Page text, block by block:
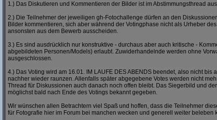
1.) Das Diskutieren und Kommentieren der Bilder ist im Abstimmungsthread
2.) Die Teilnehmer der jeweiligen gh-Fotochallenge dürfen an den
Bilder kommentieren, sich aber während der Votingphase nicht als Urheber
ansonsten aus dem Bewerb ausscheiden.
3.) Es sind ausdrücklich nur konstruktive - durchaus aber auch kritische -
abgebildeten Personen/Models) erlaubt. Zuwiderhandelnde werden ohne
ausgeschlossen.
4.) Das Voting wird am 16.01. IM LAUFE DES ABENDS beendet, also nicht bis
nachher wieder raunzen. Allenfalls später abgegebene Votes werden nicht
Thread für Diskussionen auch danach noch offen bleibt. Das Siegerbild und
möglichst bald nach Ende des Votings bekannt gegeben.
Wir wünschen allen Betrachtern viel Spaß und hoffen, dass die Teilnehmer
für Fotografie hier im Forum bei manchen wecken und generell weiter beleben